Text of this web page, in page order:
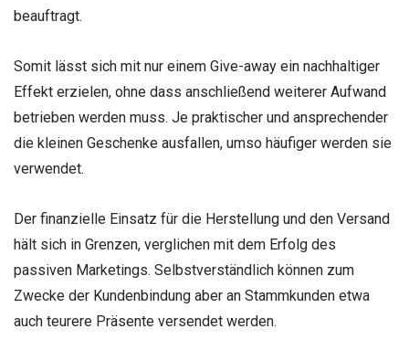
beauftragt.
Somit lässt sich mit nur einem Give-away ein nachhaltiger
Effekt erzielen, ohne dass anschließend weiterer Aufwand
betrieben werden muss. Je praktischer und ansprechender
die kleinen Geschenke ausfallen, umso häufiger werden sie
verwendet.
Der finanzielle Einsatz für die Herstellung und den Versand
hält sich in Grenzen, verglichen mit dem Erfolg des
passiven Marketings. Selbstverständlich können zum
Zwecke der Kundenbindung aber an Stammkunden etwa
auch teurere Präsente versendet werden.